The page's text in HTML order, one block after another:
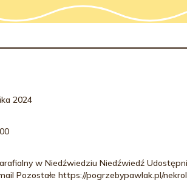
2024
w Niedźwiedziu Niedźwiedź
Pozostałe https://pogrzebypawlak.pl/